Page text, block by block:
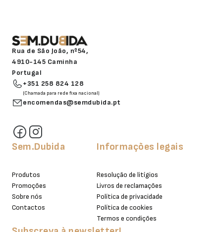
Rua de São João, nº54,
4910-145 Caminha
Portugal
+351 258 824 128
(Chamada para rede fixa nacional)
encomendas@semdubida.pt
Sem.Dubida
Produtos
Promoções
Sobre nós
Contactos
Informações legais
Resolução de litígios
Livros de reclamações
Política de privacidade
Política de cookies
Termos e condições